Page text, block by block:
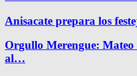
Anisacate prepara los
Orgullo Merengue:
al…